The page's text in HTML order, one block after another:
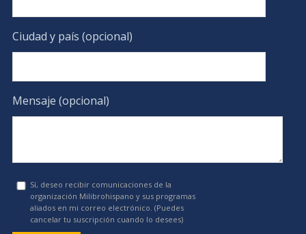
Ciudad y país (opcional)
Mensaje (opcional)
Sí, deseo recibir comunicaciones de la
organización Milibrohispano y sus programas
aliados en mi correo electrónico. (Puedes
cancelar tu suscripción cuando lo desees)